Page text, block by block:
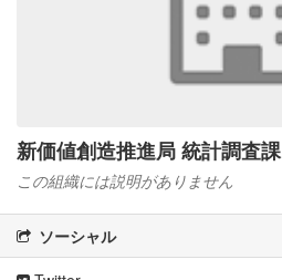
新価値創造推進局 統計調査課
この組織には説明がありません
ソーシャル